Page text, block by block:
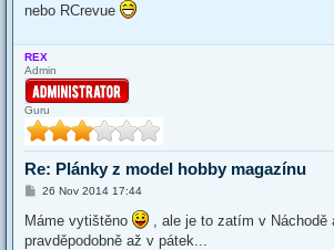
nebo RCrevue
REX
Admin
Guru
Re: Plánky z model hobby magazínu
P
s
t
26 Nov 2014 17:44
Máme vytištěno
, ale je to zatím v Náchodě
pravděpodobně až v pátek...